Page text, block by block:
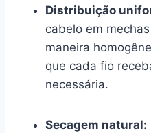
Distribuição
cabelo em
maneira
que cada fio
necessária.
Secagem natural: